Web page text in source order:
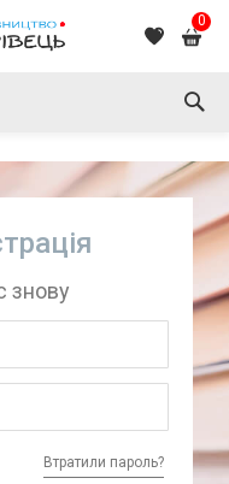
0
знову
Втратили пароль?